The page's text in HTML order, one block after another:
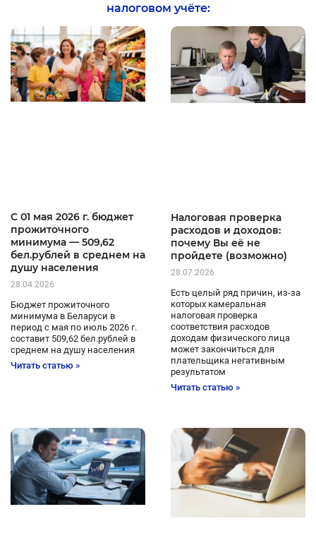
налоговом учёте:
C 01 мая 2026 г. бюджет
прожиточного
минимума — 509,62
бел.рублей в среднем на
душу населения
28.04.2026
Бюджет прожиточного
минимума в Беларуси в
период с мая по июль 2026 г.
составит 509,62 бел.рублей в
среднем на душу населения
Читать статью »
Налоговая проверка
расходов и доходов:
почему Вы её не
пройдете (возможно)
28.07.2026
Есть целый ряд причин, из-за
которых камеральная
налоговая проверка
соответствия расходов
доходам физического лица
может закончиться для
плательщика негативным
результатом
Читать статью »